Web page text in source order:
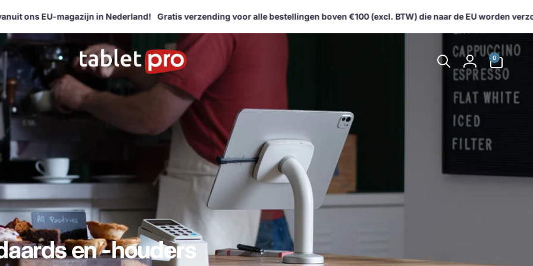
EU-magazijn in Nederland! Gratis verzending voor alle bestellingen boven €100 (excl. BTW) die naar de EU worden
Inloggen
0
artikelen
en -houders